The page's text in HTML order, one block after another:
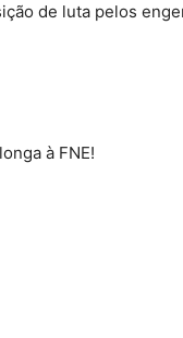
de luta pelos
à FNE!